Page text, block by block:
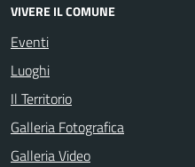
VIVERE IL COMUNE
Eventi
Luoghi
Il Territorio
Galleria Fotografica
Galleria Video